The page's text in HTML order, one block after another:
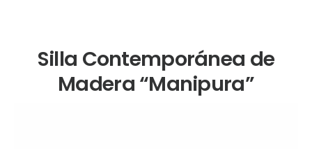
Silla Contemporánea de
Madera “Manipura”